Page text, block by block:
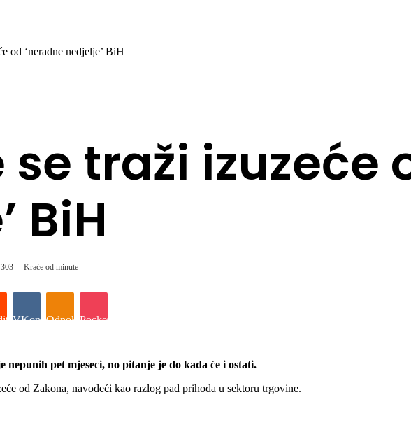
od ‘neradne nedjelje’ BiH
se traži izuzeće
BiH
303 Kraće od minute
VKontakteOdnoklassniki
Pocket
nepunih pet mjeseci, no pitanje je do kada će i ostati.
od Zakona, navodeći kao razlog pad prihoda u sektoru trgovine.